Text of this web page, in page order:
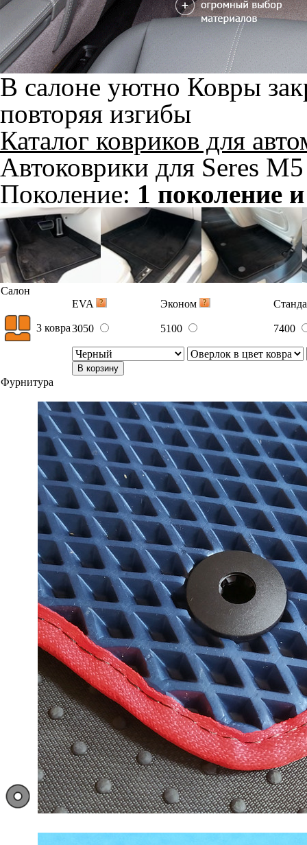
В салоне уютно Ковры
повторяя изгибы
Каталог ковриков для
Автоковрики для Seres
Поколение: 1 поколение
Салон
EVA
Эконом
3 ковра3050 5100 7400
В корзину
Фурнитура